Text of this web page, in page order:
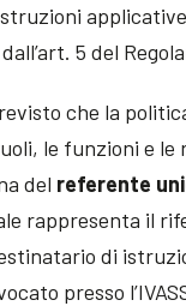
5 del
che la
le funzioni e
del referente
rappresenta il
di
presso